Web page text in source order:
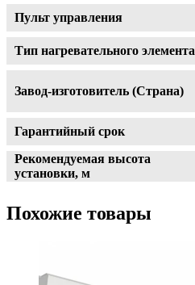
Пульт управления
Тип нагревательного элемента
Завод-изготовитель (Страна)
Гарантийный срок
Рекомендуемая высота
установки, м
Похожие товары